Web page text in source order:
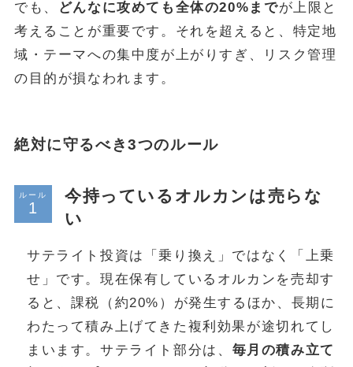
でも、 どんなに攻めても全体の20%までが上限と
考えることが重要です。それを超えると、特定地
域・テーマへの集中度が上がりすぎ、リスク管理
の目的が損なわれます。
絶対に守るべき3つのルール
ルール
今持っているオルカンは売らな
い
サテライト投資は「乗り換え」ではなく「上乗
せ」です。現在保有しているオルカンを売却す
ると、課税（約20%）が発生するほか、長期に
わたって積み上げてきた複利効果が途切れてし
まいます。サテライト部分は、 毎月の積み立て